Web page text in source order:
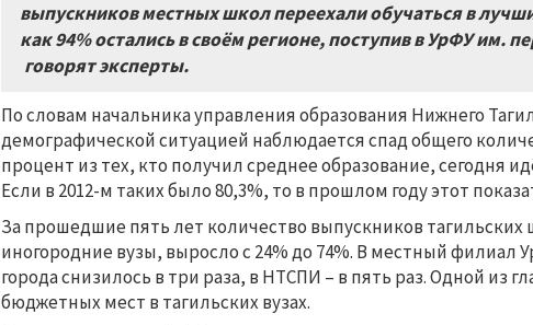
выпускников местных школ переехали обучаться в
как 94% остались в своём регионе, поступив в УрФУ им.
говорят эксперты.
По словам начальника управления образования Нижнего
демографической ситуацией наблюдается спад общего
процент из тех, кто получил среднее образование, сегодня
Если в 2012-м таких было 80,3%, то в прошлом году этот
За прошедшие пять лет количество выпускников
иногородние вузы, выросло с 24% до 74%. В местный
города снизилось в три раза, в НТСПИ – в пять раз. Одной из
бюджетных мест в тагильских вузах.